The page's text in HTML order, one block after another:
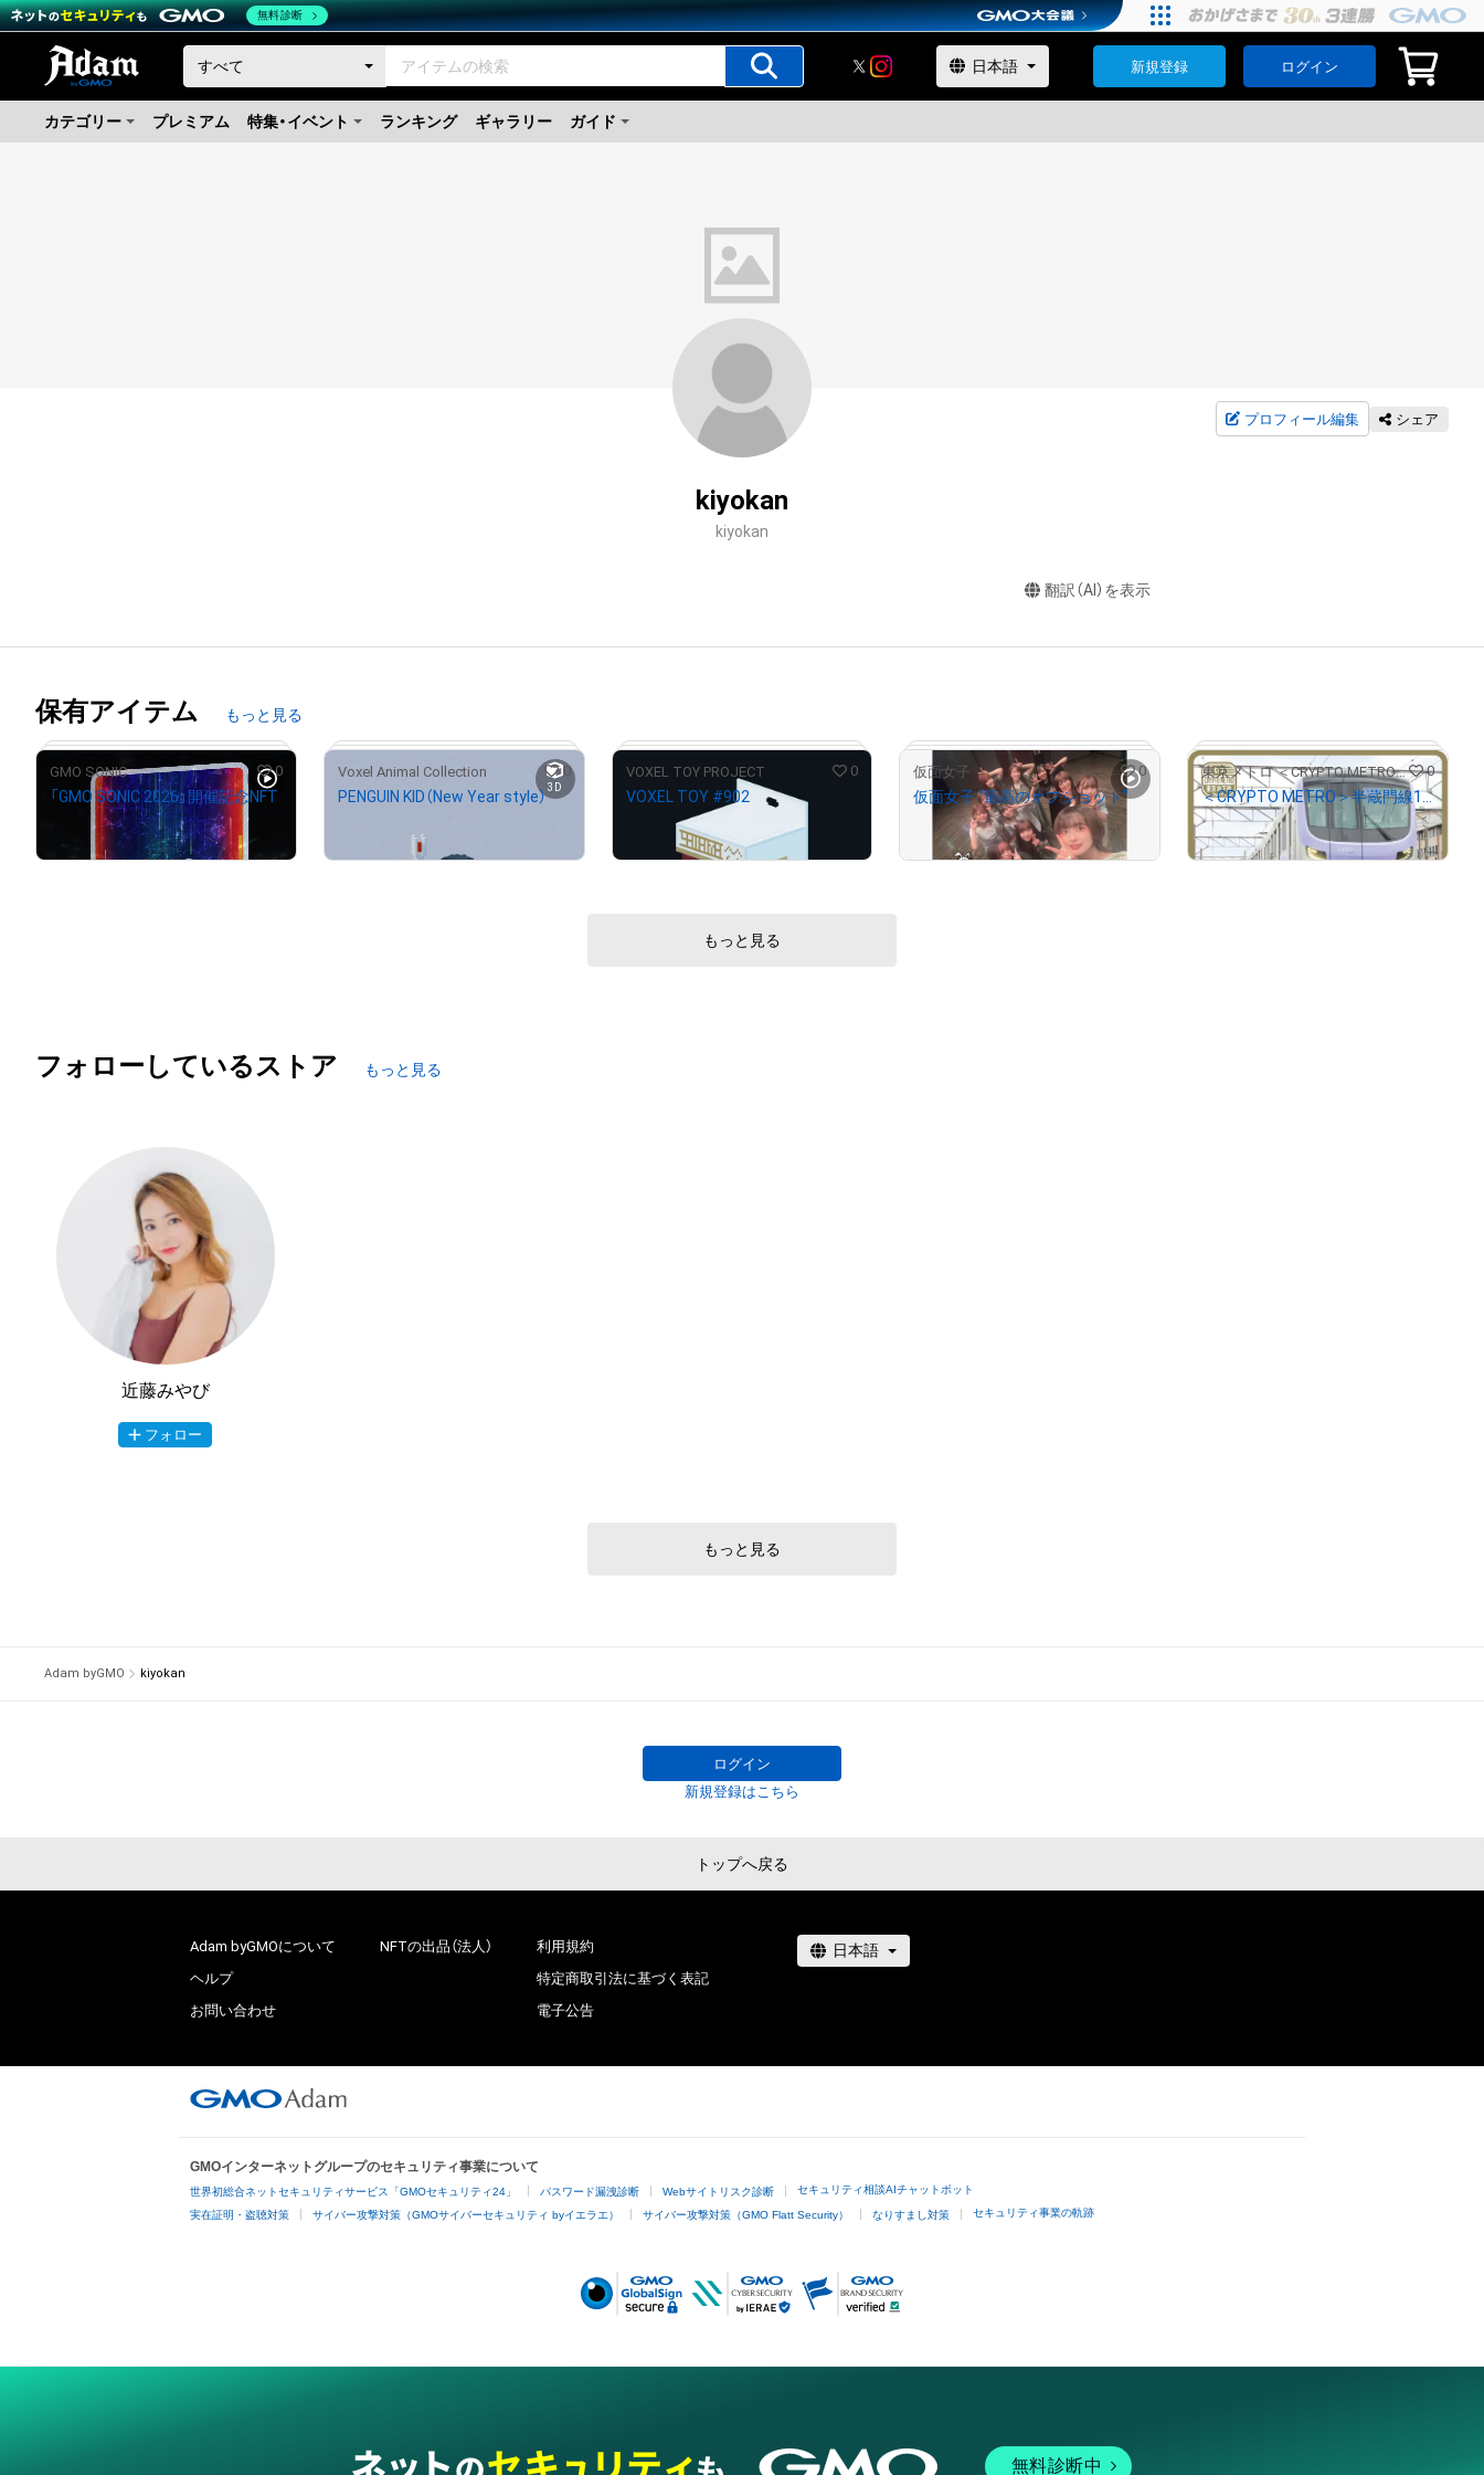
新規登録 ログイン
カテゴリー プレミアム 特集・イベント ランキング ギャラリー ガイド
プロフィール編集 シェア
kiyokan
kiyokan
翻訳（AI）を表示
保有アイテム もっと見る
GMO SONIC 0
「GMO SONIC 2026」開催記念NFT
1,000,000
3D
Voxel Animal Collection 0
PENGUIN KID（New Year style）
VOXEL TOY PROJECT 0
VOXEL TOY #902
50,000
仮面女子 0
仮面女子 “最高のオフショット”
50,000
東京メトロ ＜CRYPTO METRO＞ 0
＜CRYPTO METRO＞半蔵門線18000系 GIFT
¥50,000
もっと見る
フォローしているストア もっと見る
近藤みやび
フォロー
もっと見る
Adam byGMO kiyokan
ログイン
新規登録はこちら
トップへ戻る
Adam byGMOについて
ヘルプ
お問い合わせ
NFTの出品（法人）
利用規約
特定商取引法に基づく表記
電子公告
GMOインターネットグループのセキュリティ事業について
世界初総合ネットセキュリティサービス「GMOセキュリティ24」 パスワード漏洩診断 Webサイトリスク診断 セキュリティ相談AIチャットボット
実在証明・盗聴対策 サイバー攻撃対策（GMOサイバーセキュリティ byイエラエ） サイバー攻撃対策（GMO Flatt Security） なりすまし対策 セキュリティ事業の軌跡
無料診断中
無料診断